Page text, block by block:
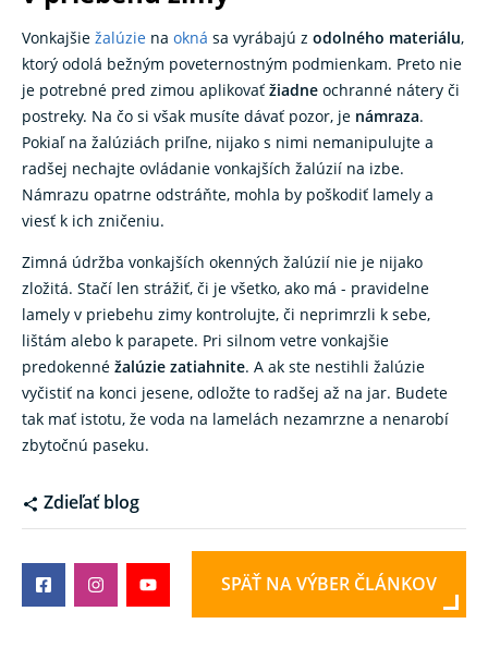
Vonkajšie žalúzie na okná sa vyrábajú z odolného materiálu,
ktorý odolá bežným poveternostným podmienkam. Preto nie
je potrebné pred zimou aplikovať žiadne ochranné nátery či
postreky. Na čo si však musíte dávať pozor, je námraza.
Pokiaľ na žalúziách priľne, nijako s nimi nemanipulujte a
radšej nechajte ovládanie vonkajších žalúzií na izbe.
Námrazu opatrne odstráňte, mohla by poškodiť lamely a
viesť k ich zničeniu.
Zimná údržba vonkajších okenných žalúzií nie je nijako
zložitá. Stačí len strážiť, či je všetko, ako má - pravidelne
lamely v priebehu zimy kontrolujte, či neprimrzli k sebe,
lištám alebo k parapete. Pri silnom vetre vonkajšie
predokenné žalúzie zatiahnite. A ak ste nestihli žalúzie
vyčistiť na konci jesene, odložte to radšej až na jar. Budete
tak mať istotu, že voda na lamelách nezamrzne a nenarobí
zbytočnú paseku.
Zdieľať blog
SPÄŤ NA VÝBER ČLÁNKOV